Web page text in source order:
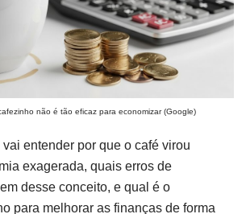
não é tão eficaz para economizar (Google)
entender por que o café virou
exagerada, quais erros de
desse conceito, e qual é o
para melhorar as finanças de forma